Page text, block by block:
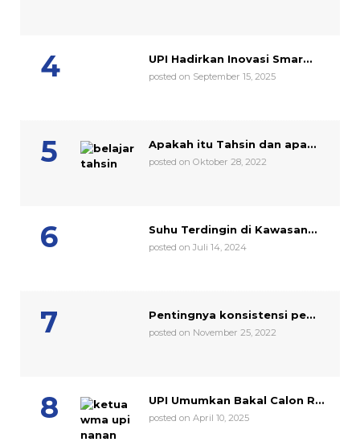
UPI Hadirkan Inovasi Smar...
posted on September 15, 2025
Apakah itu Tahsin dan apa...
posted on Oktober 28, 2022
Suhu Terdingin di Kawasan...
posted on Juli 14, 2024
Pentingnya konsistensi pe...
posted on November 25, 2022
UPI Umumkan Bakal Calon R...
posted on April 10, 2025